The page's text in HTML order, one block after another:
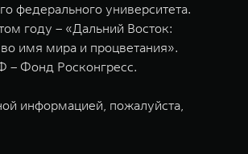
федерального университета.
году – «Дальний Восток:
имя мира и процветания».
– Фонд Росконгресс.
информацией, пожалуйста,